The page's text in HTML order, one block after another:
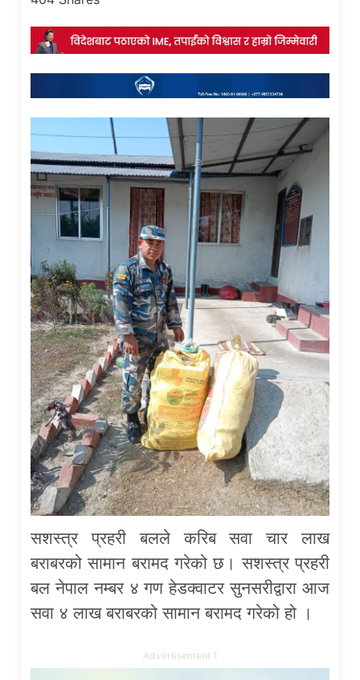
सशस्त्र प्रहरी बलले करिब सवा चार लाख
बराबरको सामान बरामद गरेको छ। सशस्त्र प्रहरी
बल नेपाल नम्बर ४ गण हेडक्वाटर सुनसरीद्वारा आज
सवा ४ लाख बराबरको सामान बरामद गरेको हो ।
Advertisement 1